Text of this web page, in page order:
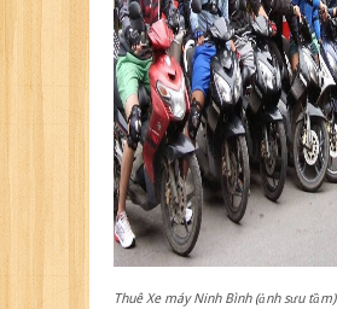
Thuê Xe máy Ninh Bình (ảnh sưu tầm)